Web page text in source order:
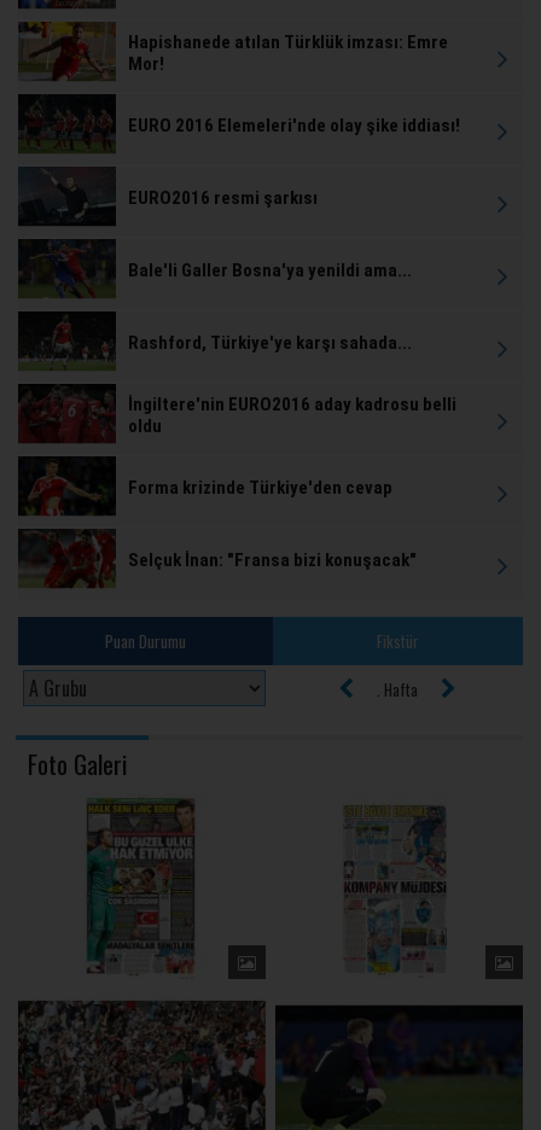
Hapishanede atılan Türklük imzası: Emre
Mor!
EURO 2016 Elemeleri'nde olay şike iddiası!
EURO2016 resmi şarkısı
Bale'li Galler Bosna'ya yenildi ama...
Rashford, Türkiye'ye karşı sahada...
İngiltere'nin EURO2016 aday kadrosu belli
oldu
Forma krizinde Türkiye'den cevap
Selçuk İnan: "Fransa bizi konuşacak"
Puan Durumu
Fikstür
. Hafta
Foto Galeri